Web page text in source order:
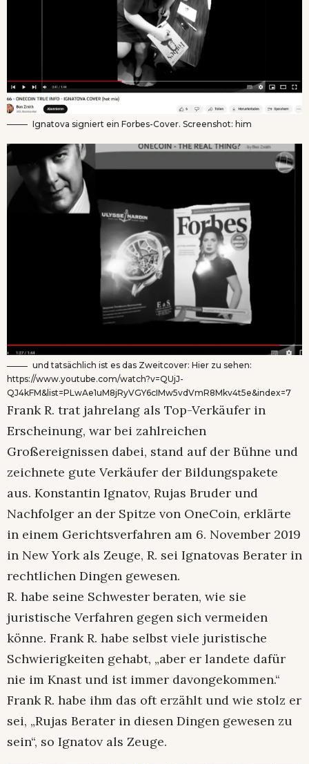
Ignatova signiert ein Forbes-Cover. Screenshot: him
und tatsächlich ist es das Zweitcover: Hier zu sehen:
https://www.youtube.com/watch?v=QUjJ-
QJ4kFM&list=PLwAe1uM8jRyVGY6cIMw5vdVmR8Mkv4t5e&index=7
Frank R. trat jahrelang als Top-Verkäufer in
Erscheinung, war bei zahlreichen
Großereignissen dabei, stand auf der Bühne und
zeichnete gute Verkäufer der Bildungspakete
aus. Konstantin Ignatov, Rujas Bruder und
Nachfolger an der Spitze von OneCoin, erklärte
in einem Gerichtsverfahren am 6. November 2019
in New York als Zeuge, R. sei Ignatovas Berater in
rechtlichen Dingen gewesen.
R. habe seine Schwester beraten, wie sie
juristische Verfahren gegen sich vermeiden
könne. Frank R. habe selbst viele juristische
Schwierigkeiten gehabt, „aber er landete dafür
nie im Knast und ist immer davongekommen.“
Frank R. habe ihm das oft erzählt und wie stolz er
sei, „Rujas Berater in diesen Dingen gewesen zu
sein“, so Ignatov als Zeuge.